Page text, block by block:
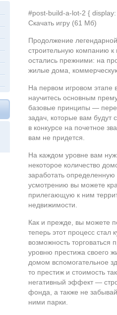
#post-build-a-lot-2 {
Скачать игру (61 Мб)
Продолжение
строительную компанию
остались прежними: на
жилые дома,
На первом игровом этапе
научитесь основным
базовые принципы —
задач, которые вам будут
в конкурсе на почетное
вам не придется.
На каждом уровне вам
некоторое количество
заработать
усмотрению вы можете
прилегающую к ним
недвижимости.
Как и прежде, вы можете
теперь этот процесс стал
возможность
уровню престижа своего
домом вспомогательное
то престиж и стоимость
негативный эффект —
фонда, а также не
ними парки.